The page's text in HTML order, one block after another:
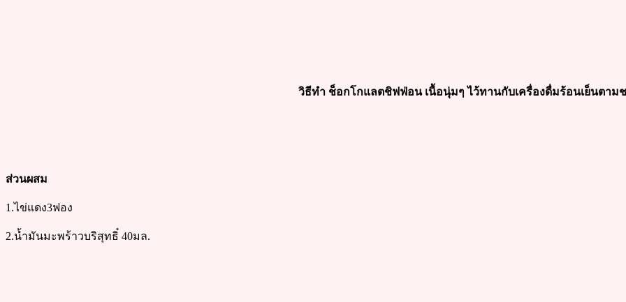
วิธีทำ ช็อกโกแลตชิฟฟ่อน เนื้อนุ่มๆ ไว้ทานกับเครื่องดื่มร้อนเย็นตาม
ส่วนผสม
1.ไข่แดง3ฟอง
2.น้ำมันมะพร้าวบริสุทธิ๋ 40มล.